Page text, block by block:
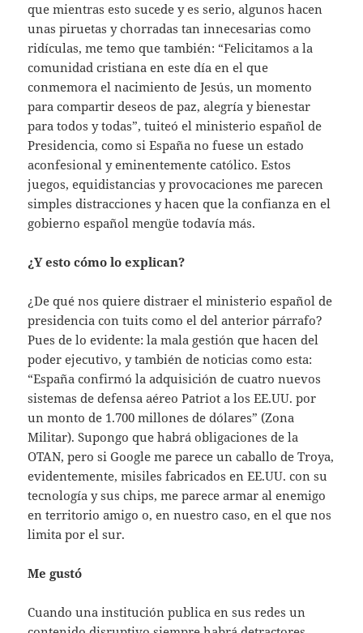
que mientras esto sucede y es serio, algunos hacen
unas piruetas y chorradas tan innecesarias como
ridículas, me temo que también: “Felicitamos a la
comunidad cristiana en este día en el que
conmemora el nacimiento de Jesús, un momento
para compartir deseos de paz, alegría y bienestar
para todos y todas”, tuiteó el ministerio español de
Presidencia, como si España no fuese un estado
aconfesional y eminentemente católico. Estos
juegos, equidistancias y provocaciones me parecen
simples distracciones y hacen que la confianza en el
gobierno español mengüe todavía más.
¿Y esto cómo lo explican?
¿De qué nos quiere distraer el ministerio español de
presidencia con tuits como el del anterior párrafo?
Pues de lo evidente: la mala gestión que hacen del
poder ejecutivo, y también de noticias como esta:
“España confirmó la adquisición de cuatro nuevos
sistemas de defensa aéreo Patriot a los EE.UU. por
un monto de 1.700 millones de dólares” (Zona
Militar). Supongo que habrá obligaciones de la
OTAN, pero si Google me parece un caballo de Troya,
evidentemente, misiles fabricados en EE.UU. con su
tecnología y sus chips, me parece armar al enemigo
en territorio amigo o, en nuestro caso, en el que nos
limita por el sur.
Me gustó
Cuando una institución publica en sus redes un